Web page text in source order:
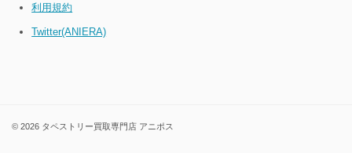
利用規約
Twitter(ANIERA)
© 2026 タペストリー買取専門店 アニポス